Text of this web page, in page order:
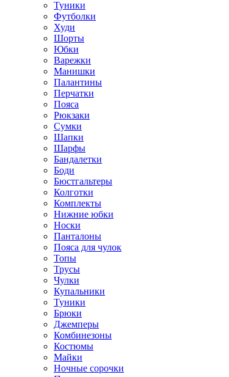
Туники
Футболки
Худи
Шорты
Юбки
Варежки
Манишки
Палантины
Перчатки
Пояса
Рюкзаки
Сумки
Шапки
Шарфы
Бандалетки
Боди
Бюстгальтеры
Колготки
Комплекты
Нижние юбки
Носки
Панталоны
Поясa для чулок
Топы
Трусы
Чулки
Купальники
Туники
Брюки
Джемперы
Комбинезоны
Костюмы
Майки
Ночные сорочки